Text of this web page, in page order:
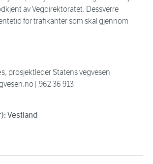
av Vegdirektoratet. Dessverre
for trafikanter som skal gjennom
prosjektleder Statens vegvesen
962 36 913
Vestland